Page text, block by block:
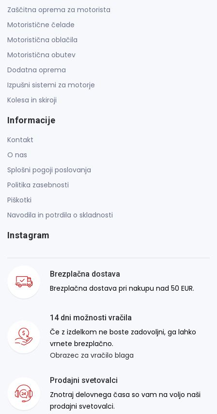
Zaščitna oprema za motorista
Motoristične čelade
Motoristična oblačila
Motoristična obutev
Dodatna oprema
Izpušni sistemi za motorje
Kolesa in skiroji
Informacije
Kontakt
O nas
Splošni pogoji poslovanja
Politika zasebnosti
Piškotki
Navodila in potrdila o skladnosti
Instagram
Brezplačna dostava
Brezplačna dostava pri nakupu nad 50 EUR.
14 dni možnosti vračila
Če z izdelkom ne boste zadovoljni, ga lahko
vrnete brezplačno.
Obrazec za vračilo blaga
Prodajni svetovalci
Znotraj delovnega časa so vam na voljo naši
prodajni svetovalci.